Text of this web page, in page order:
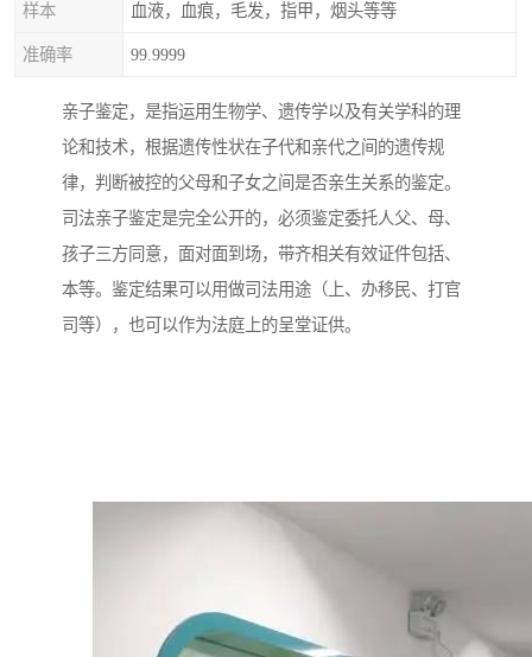
样本 血液，血痕，毛发，指甲，烟头等等
准确率 99.9999
亲子鉴定，是指运用生物学、遗传学以及有关学科的理
论和技术，根据遗传性状在子代和亲代之间的遗传规
律，判断被控的父母和子女之间是否亲生关系的鉴定。
司法亲子鉴定是完全公开的，必须鉴定委托人父、母、
孩子三方同意，面对面到场，带齐相关有效证件包括、
本等。鉴定结果可以用做司法用途（上、办移民、打官
司等），也可以作为法庭上的呈堂证供。